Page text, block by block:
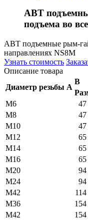
ABT
подъема во
ABT подъемные рым-
направлениях NS8M
Узнать стоимость
Описание товара
Диаметр резьбы A
B
M6
47
M8
47
M10
47
M12
65
M14
65
M16
65
M20
94
M24
94
M42
114
M36
154
M42
154